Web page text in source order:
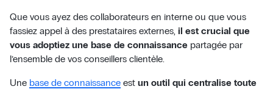
Que vous ayez des collaborateurs en interne ou que vous
fassiez appel à des prestataires externes, il est crucial que
vous adoptiez une base de connaissancepartagée par
l’ensemble de vos conseillers clientèle.
Une base de connaissanceest un outil qui centralise toute